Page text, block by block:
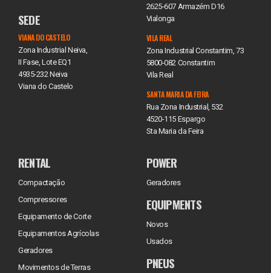
SEDE
VIANA DO CASTELO
Zona Industrial Neiva,
II Fase, Lote EQ1
4935-232 Neiva
Viana do Castelo
2625-607 Armazém D16
Vialonga
VILA REAL
Zona Industrial Constantim, 73
5800-082 Constantim
Vila Real
SANTA MARIA DA FEIRA
Rua Zona Industrial, 532
4520-115 Espargo
Sta Maria da Feira
RENTAL
Compactação
Compressores
Equipamento de Corte
Equipamentos Agrícolas
Geradores
Movimentos de Terras
POWER
Geradores
EQUIPMENTS
Novos
Usados
PNEUS